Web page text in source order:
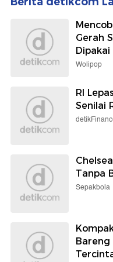
Gerah
Dipakai
Wolipop
RI
Senilai
Tanpa
Sepakbola
Bareng